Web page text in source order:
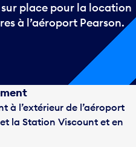
place pour la location
à l’aéroport Pearson.
à l’extérieur de l’aéroport
la Station Viscount et en